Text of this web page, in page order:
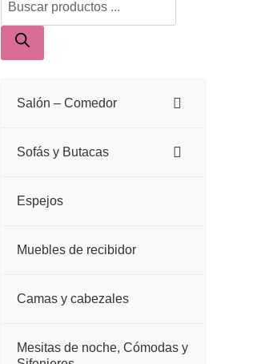
de
productos
Salón – Comedor
Sofás y Butacas
Espejos
Muebles de recibidor
Camas y cabezales
Mesitas de noche, Cómodas y